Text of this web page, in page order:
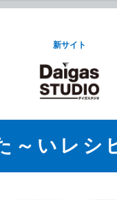
新サイト
～いレシ